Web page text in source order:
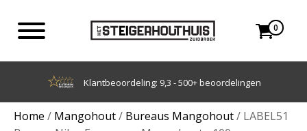
0
Achteraf betalen met Klarna
Home / Mangohout/ Bureaus Mangohout/ LABEL51